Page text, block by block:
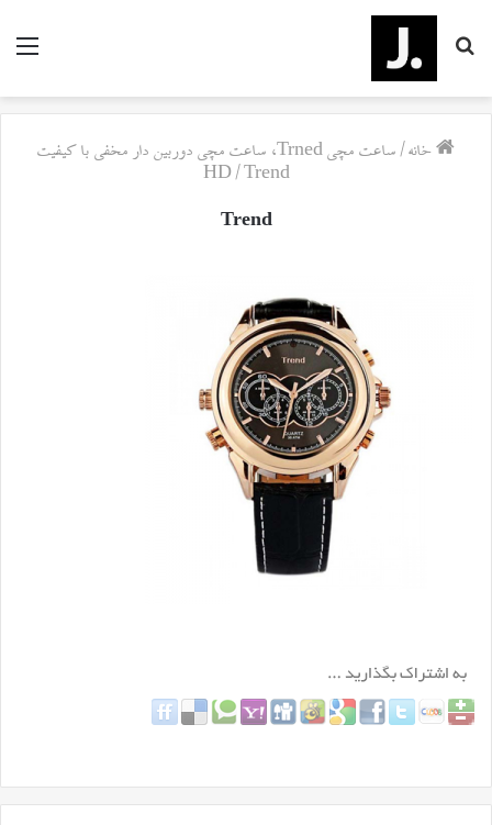
منو
برای
خانه /
ساعت مچی Trned، ساعت مچی دوربین دار مخفی با کیفیت
HD/ Trend
Trend